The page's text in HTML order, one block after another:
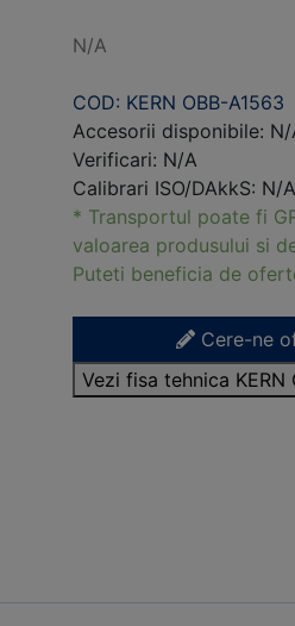
N/A
COD: KERN OBB-A1563
Accesorii disponibile: N/
Verificari: N/A
Calibrari ISO/DAkkS: N/
* Transportul poate fi
valoarea produsului si
Puteti beneficia de
Cere-ne
Vezi fisa tehnica KERN